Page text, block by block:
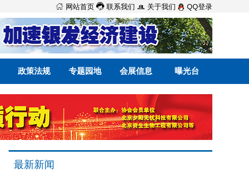
 网站首页  联系我们  关于我们 QQ登录
政策法规 专题园地 会展信息 曝光台
最新新闻